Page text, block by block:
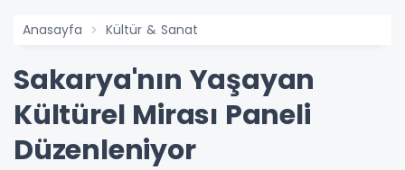
Anasayfa Kültür & Sanat
Sakarya'nın Yaşayan
Kültürel Mirası Paneli
Düzenleniyor